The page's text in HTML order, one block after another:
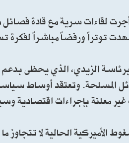
أجرت لقاءات سرية مع قادة
توتراً ورفضاً مباشراً لفكرة
الزيدي، الذي يحظى بدعم
المسلحة. وتعتقد أوساط
معلنة بإجراءات اقتصادية
الأميركية الحالية لا